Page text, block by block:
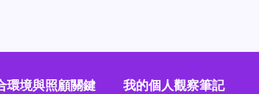
環境與照顧關鍵 我的個人觀察筆記